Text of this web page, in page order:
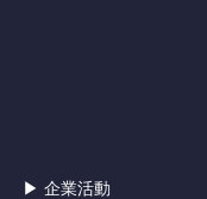
▶ 企業活動